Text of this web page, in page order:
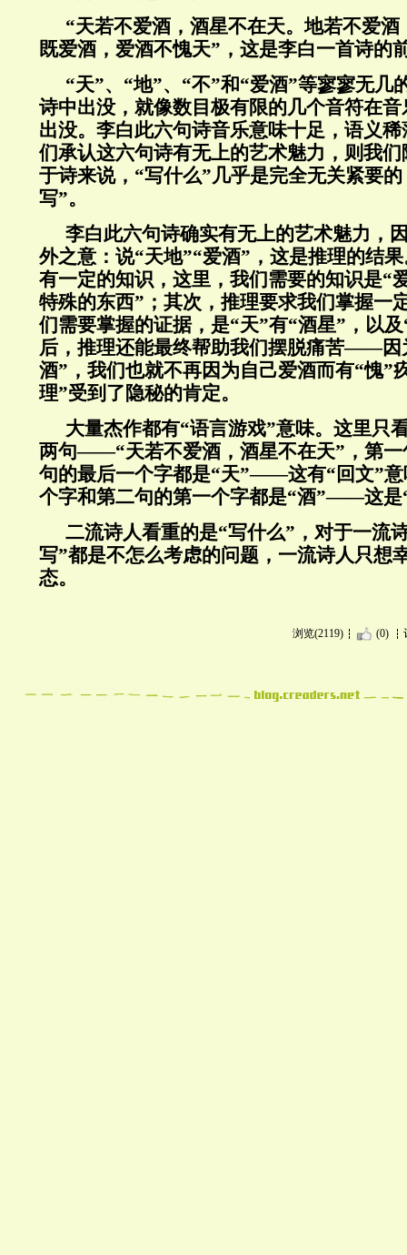
“天若不爱酒，酒星不在天。地若不爱
既爱酒，爱酒不愧天”，这是李白一首诗的
“天”、“地”、“不”和“爱酒”等寥寥无几
诗中出没，就像数目极有限的几个音符在
出没。李白此六句诗音乐意味十足，语义
们承认这六句诗有无上的艺术魅力，则我
于诗来说，“写什么”几乎是完全无关紧要
写”。
李白此六句诗确实有无上的艺术魅力，
外之意：说“天地”“爱酒”，这是推理的结
有一定的知识，这里，我们需要的知识是“
特殊的东西”；其次，推理要求我们掌握一
们需要掌握的证据，是“天”有“酒星”，以
后，推理还能最终帮助我们摆脱痛苦——因
酒”，我们也就不再因为自己爱酒而有“愧”
理”受到了隐秘的肯定。
大量杰作都有“语言游戏”意味。这里只
两句——“天若不爱酒，酒星不在天”，第一
句的最后一个字都是“天”——这有“回文”意
个字和第二句的第一个字都是“酒”——这是
二流诗人看重的是“写什么”，对于一流
写”都是不怎么考虑的问题，一流诗人只想
态。
浏览(2119) (0)